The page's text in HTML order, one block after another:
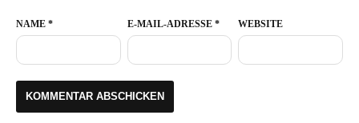
NAME * E-MAIL-ADRESSE * WEBSITE